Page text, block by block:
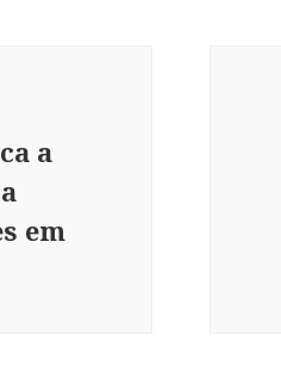
a
em